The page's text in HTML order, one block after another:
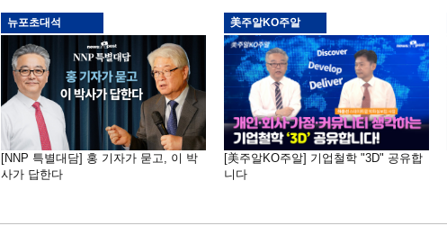
뉴포초대석
[NNP 특별대담] 홍 기자가 묻고, 이 박
사가 답한다
美주알KO주알
[美주알KO주알] 기업철학 "3D" 공유합
니다